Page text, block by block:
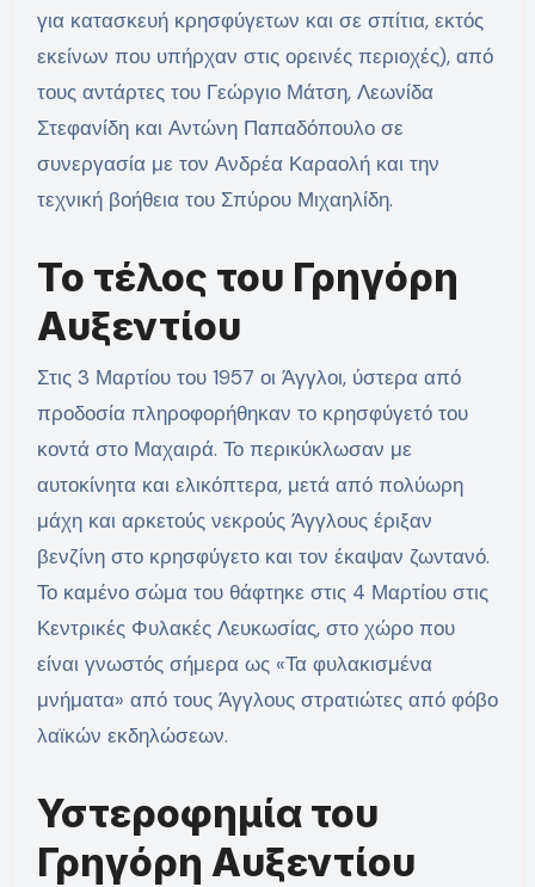
για κατασκευή κρησφύγετων και σε σπίτια, εκτός
εκείνων που υπήρχαν στις ορεινές περιοχές), από
τους αντάρτες του Γεώργιο Μάτση, Λεωνίδα
Στεφανίδη και Αντώνη Παπαδόπουλο σε
συνεργασία με τον Ανδρέα Καραολή και την
τεχνική βοήθεια του Σπύρου Μιχαηλίδη.
Το τέλος του Γρηγόρη
Αυξεντίου
Στις 3 Μαρτίου του 1957 οι Άγγλοι, ύστερα από
προδοσία πληροφορήθηκαν το κρησφύγετό του
κοντά στο Μαχαιρά. Το περικύκλωσαν με
αυτοκίνητα και ελικόπτερα, μετά από πολύωρη
μάχη και αρκετούς νεκρούς Άγγλους έριξαν
βενζίνη στο κρησφύγετο και τον έκαψαν ζωντανό.
Το καμένο σώμα του θάφτηκε στις 4 Μαρτίου στις
Κεντρικές Φυλακές Λευκωσίας, στο χώρο που
είναι γνωστός σήμερα ως «Τα φυλακισμένα
μνήματα» από τους Άγγλους στρατιώτες από φόβο
λαϊκών εκδηλώσεων.
Υστεροφημία του
Γρηγόρη Αυξεντίου